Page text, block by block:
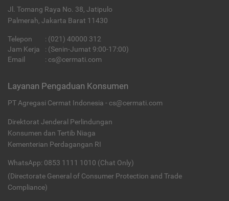
Jl. Tomang Raya No. 38, Jatipulo
Palmerah, Jakarta Barat 11430
Telepon : (021) 40000 312
Jam Kerja
: (Senin-Jumat 9:00-17:00)
Email
: cs@cermati.com
Layanan Pengaduan Konsumen
PT Agregasi Cermat Indonesia - cs@cermati.com
Direktorat Jenderal Perlindungan
Konsumen dan Tertib Niaga
Kementerian Perdagangan RI
WhatsApp: 0853 1111 1010 (Chat Only)
(Directorate General of Consumer Protection and Trade
Compliance)